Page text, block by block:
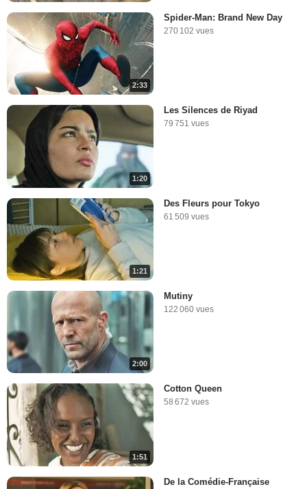
2:33
Spider-Man: Brand New Day
270 102 vues
1:20
Les Silences de Riyad
79 751 vues
1:21
Des Fleurs pour Tokyo
61 509 vues
2:00
Mutiny
122 060 vues
1:51
Cotton Queen
58 672 vues
De la Comédie-Française